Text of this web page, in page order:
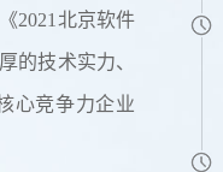
2021北京软件
的技术实力、
心竞争力企业